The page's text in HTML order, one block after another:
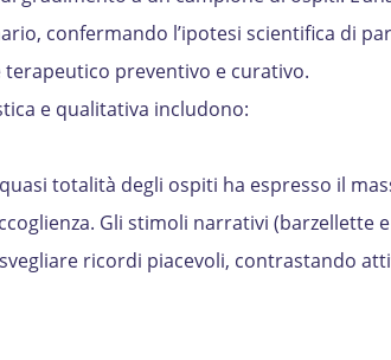
confermando l’ipotesi scientifica di
preventivo e curativo.
e qualitativa includono:
totalità degli ospiti ha espresso il
Gli stimoli narrativi (barzellette
ricordi piacevoli, contrastando